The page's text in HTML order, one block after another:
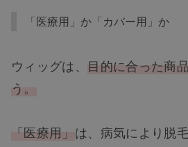
「医療用」か「カバー用」か
ウィッグは、 目的に合った商
う。
「医療用」 は、病気により脱